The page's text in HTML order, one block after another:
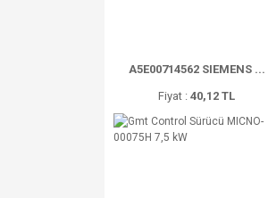
A5E00714562 SIEMENS ...
Fiyat : 40,12 TL